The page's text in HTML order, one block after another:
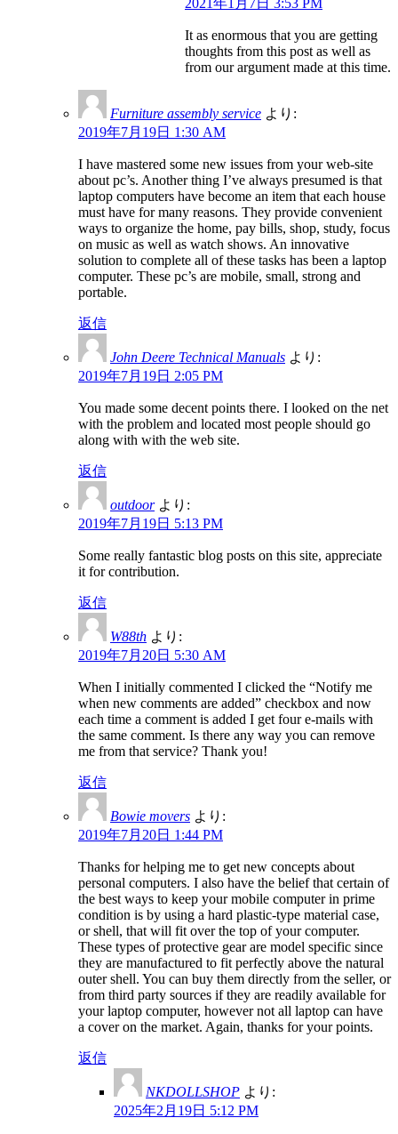
It as enormous that you are getting
thoughts from this post as well as
from our argument made at this time.
Furniture assembly service より:
2019年7月19日 1:30 AM
I have mastered some new issues from your web-site
about pc’s. Another thing I’ve always presumed is that
laptop computers have become an item that each house
must have for many reasons. They provide convenient
ways to organize the home, pay bills, shop, study, focus
on music as well as watch shows. An innovative
solution to complete all of these tasks has been a laptop
computer. These pc’s are mobile, small, strong and
portable.
返信
John Deere Technical Manuals より:
2019年7月19日 2:05 PM
You made some decent points there. I looked on the net
with the problem and located most people should go
along with with the web site.
返信
outdoor より:
2019年7月19日 5:13 PM
Some really fantastic blog posts on this site, appreciate
it for contribution.
返信
W88th より:
2019年7月20日 5:30 AM
When I initially commented I clicked the “Notify me
when new comments are added” checkbox and now
each time a comment is added I get four e-mails with
the same comment. Is there any way you can remove
me from that service? Thank you!
返信
Bowie movers より:
2019年7月20日 1:44 PM
Thanks for helping me to get new concepts about
personal computers. I also have the belief that certain of
the best ways to keep your mobile computer in prime
condition is by using a hard plastic-type material case,
or shell, that will fit over the top of your computer.
These types of protective gear are model specific since
they are manufactured to fit perfectly above the natural
outer shell. You can buy them directly from the seller, or
from third party sources if they are readily available for
your laptop computer, however not all laptop can have
a cover on the market. Again, thanks for your points.
返信
NKDOLLSHOP より:
2025年2月19日 5:12 PM